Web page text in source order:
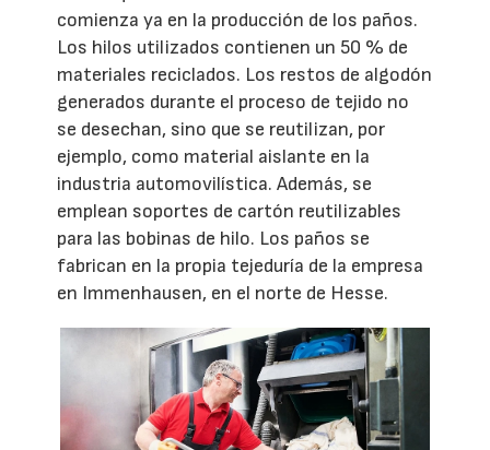
comienza ya en la producción de los paños.
Los hilos utilizados contienen un 50 % de
materiales reciclados. Los restos de algodón
generados durante el proceso de tejido no
se desechan, sino que se reutilizan, por
ejemplo, como material aislante en la
industria automovilística. Además, se
emplean soportes de cartón reutilizables
para las bobinas de hilo. Los paños se
fabrican en la propia tejeduría de la empresa
en Immenhausen, en el norte de Hesse.